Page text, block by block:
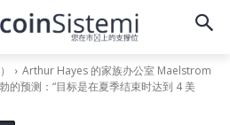
Arthur Hayes 的家族办公室 Maelstrom
的预测：“目标是在夏季结束时达到 4 美